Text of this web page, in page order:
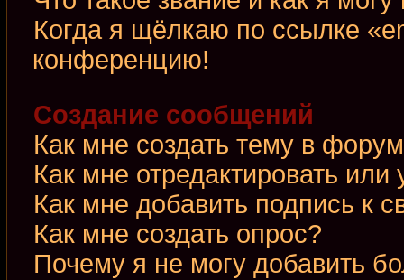
Когда я щёлкаю по ссылке
конференцию!
Создание сообщений
Как мне создать тему в
Как мне отредактировать
Как мне добавить подпись к
Как мне создать опрос?
Почему я не могу добавить